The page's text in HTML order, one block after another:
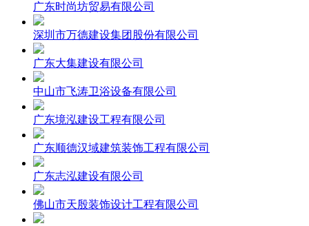
广东时尚坊贸易有限公司
深圳市万德建设集团股份有限公司
广东大集建设有限公司
中山市飞涛卫浴设备有限公司
广东境泓建设工程有限公司
广东顺德汉域建筑装饰工程有限公司
广东志泓建设有限公司
佛山市天殷装饰设计工程有限公司